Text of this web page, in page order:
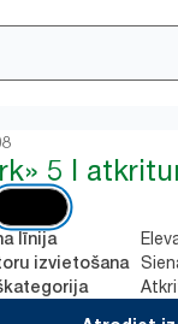
5 l
līnija
izvietošana